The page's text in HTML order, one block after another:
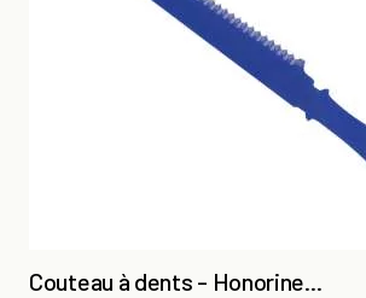
Couteau à dents - Honorine...